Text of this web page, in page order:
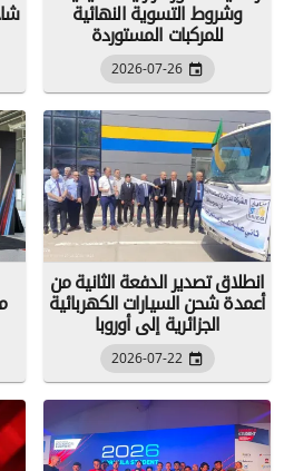
وشروط التسوية النهائية
للمركبات المستوردة
2026-07-26
انطلاق تصدير الدفعة الثانية من
أعمدة شحن السيارات الكهربائية
الجزائرية إلى أوروبا
2026-07-22